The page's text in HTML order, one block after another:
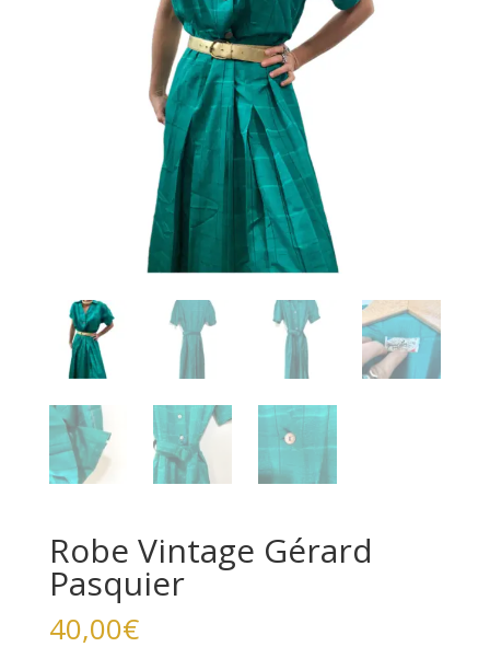
Robe Vintage Gérard
Pasquier
40,00€